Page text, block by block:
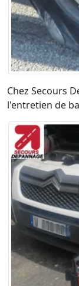
Chez Secours
l'entretien de